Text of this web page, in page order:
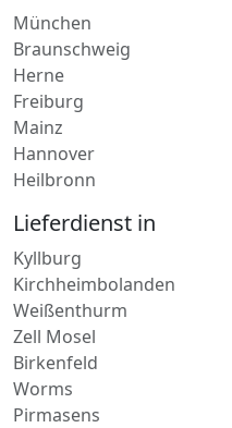
Schleswig-Holstein
Paketdienst in
München
Braunschweig
Herne
Freiburg
Hannover
Heilbronn
Lieferdienst in
Kyllburg
Kirchheimbolanden
Weißenthurm
Zell Mosel